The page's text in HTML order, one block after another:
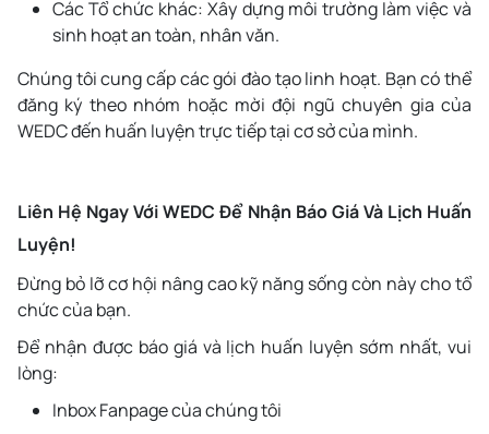
Các Tổ chức khác: Xây dựng môi trường làm việc và
sinh hoạt an toàn, nhân văn.
Chúng tôi cung cấp các gói đào tạo linh hoạt. Bạn có thể
đăng ký theo nhóm hoặc mời đội ngũ chuyên gia của
WEDC đến huấn luyện trực tiếp tại cơ sở của mình.
Liên Hệ Ngay Với WEDC Để Nhận Báo Giá Và Lịch Huấn
Luyện!
Đừng bỏ lỡ cơ hội nâng cao kỹ năng sống còn này cho tổ
chức của bạn.
Để nhận được báo giá và lịch huấn luyện sớm nhất, vui
lòng:
Inbox Fanpage của chúng tôi